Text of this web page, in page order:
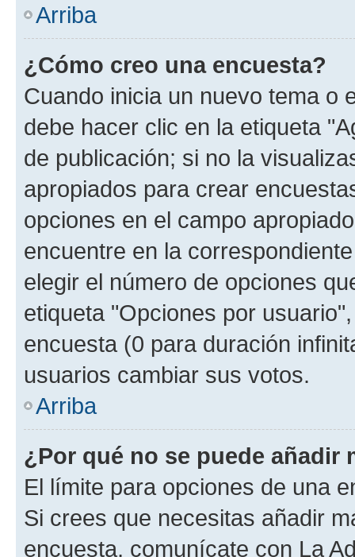
Arriba
¿Cómo creo una encuesta?
Cuando inicia un nuevo tema o
debe hacer clic en la etiqueta
de publicación; si no la
apropiados para crear
opciones en el campo
encuentre en la
elegir el número de opciones
etiqueta "Opciones por
encuesta (0 para duración
usuarios cambiar sus votos.
Arriba
¿Por qué no se puede añadir
El límite para opciones de una
Si crees que necesitas añadir
encuesta, comunícate con La